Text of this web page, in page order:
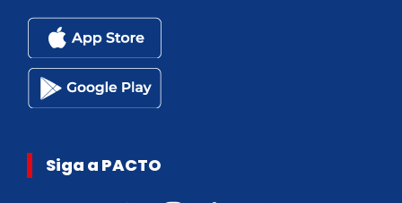
Siga a PACTO